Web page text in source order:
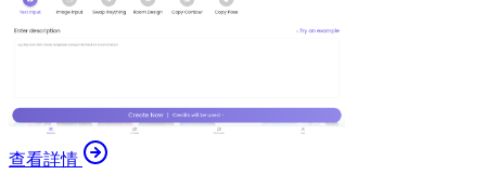
查看詳情